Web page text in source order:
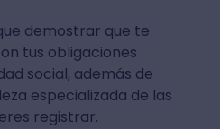
demostrar que te
tus obligaciones
social, además de
especializada de las
registrar.